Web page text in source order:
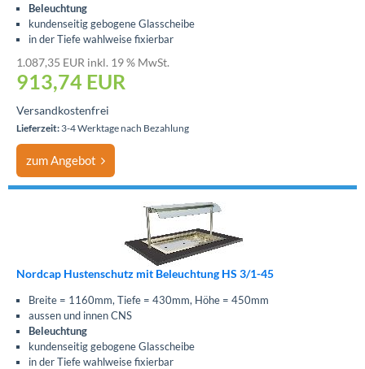
Beleuchtung
kundenseitig gebogene Glasscheibe
in der Tiefe wahlweise fixierbar
1.087,35 EUR inkl. 19 % MwSt.
913,74 EUR
Versandkostenfrei
Lieferzeit: 3-4 Werktage nach Bezahlung
zum Angebot
Nordcap Hustenschutz mit Beleuchtung HS 3/1-45
Breite = 1160mm, Tiefe = 430mm, Höhe = 450mm
aussen und innen CNS
Beleuchtung
kundenseitig gebogene Glasscheibe
in der Tiefe wahlweise fixierbar